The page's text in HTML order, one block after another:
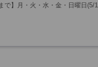
で】月・火・水・金・日曜日(5/
火・金・日曜日(12/25, 1/1を除く)